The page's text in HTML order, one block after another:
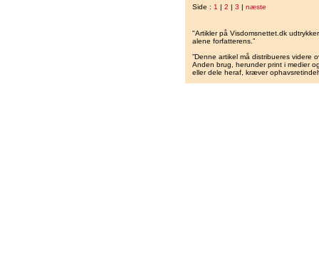
Side : 1 | 2 | 3 | næste
"Artikler på Visdomsnettet.dk
alene forfatterens.”
”Denne artikel må distribueres videre
Anden brug, herunder print i medier
eller dele heraf, kræver